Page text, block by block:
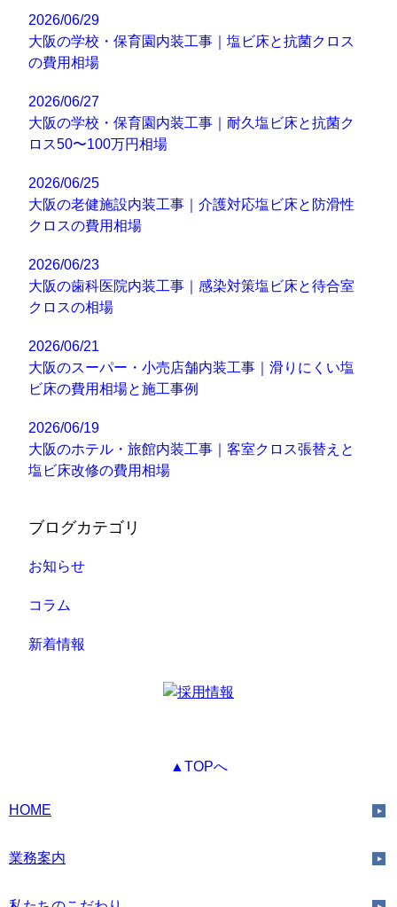
2026/06/29
大阪の学校・保育園内装工事｜塩ビ床と抗菌クロス
の費用相場
2026/06/27
大阪の学校・保育園内装工事｜耐久塩ビ床と抗菌ク
ロス50〜100万円相場
2026/06/25
大阪の老健施設内装工事｜介護対応塩ビ床と防滑性
クロスの費用相場
2026/06/23
大阪の歯科医院内装工事｜感染対策塩ビ床と待合室
クロスの相場
2026/06/21
大阪のスーパー・小売店舗内装工事｜滑りにくい塩
ビ床の費用相場と施工事例
2026/06/19
大阪のホテル・旅館内装工事｜客室クロス張替えと
塩ビ床改修の費用相場
ブログカテゴリ
お知らせ
コラム
新着情報
▲TOPへ
HOME
業務案内